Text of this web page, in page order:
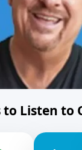
to Listen to